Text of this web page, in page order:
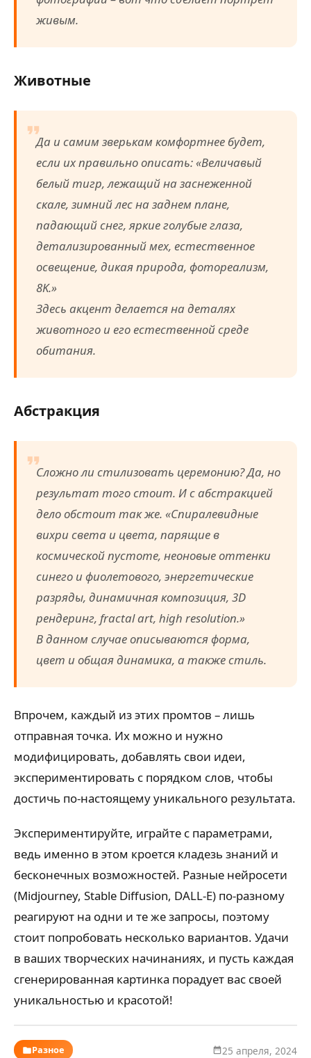
живым.
Животные
Да и самим зверькам комфортнее будет,
если их правильно описать: «Величавый
белый тигр, лежащий на заснеженной
скале, зимний лес на заднем плане,
падающий снег, яркие голубые глаза,
детализированный мех, естественное
освещение, дикая природа, фотореализм,
8K.»
Здесь акцент делается на деталях
животного и его естественной среде
обитания.
Абстракция
Сложно ли стилизовать церемонию? Да, но
результат того стоит. И с абстракцией
дело обстоит так же. «Спиралевидные
вихри света и цвета, парящие в
космической пустоте, неоновые оттенки
синего и фиолетового, энергетические
разряды, динамичная композиция, 3D
рендеринг, fractal art, high resolution.»
В данном случае описываются форма,
цвет и общая динамика, а также стиль.
Впрочем, каждый из этих промтов – лишь
отправная точка. Их можно и нужно
модифицировать, добавлять свои идеи,
экспериментировать с порядком слов, чтобы
достичь по-настоящему уникального результата.
Экспериментируйте, играйте с параметрами,
ведь именно в этом кроется кладезь знаний и
бесконечных возможностей. Разные нейросети
(Midjourney, Stable Diffusion, DALL-E) по-разному
реагируют на одни и те же запросы, поэтому
стоит попробовать несколько вариантов. Удачи
в ваших творческих начинаниях, и пусть каждая
сгенерированная картинка порадует вас своей
уникальностью и красотой!
Разное 25 апреля, 2024